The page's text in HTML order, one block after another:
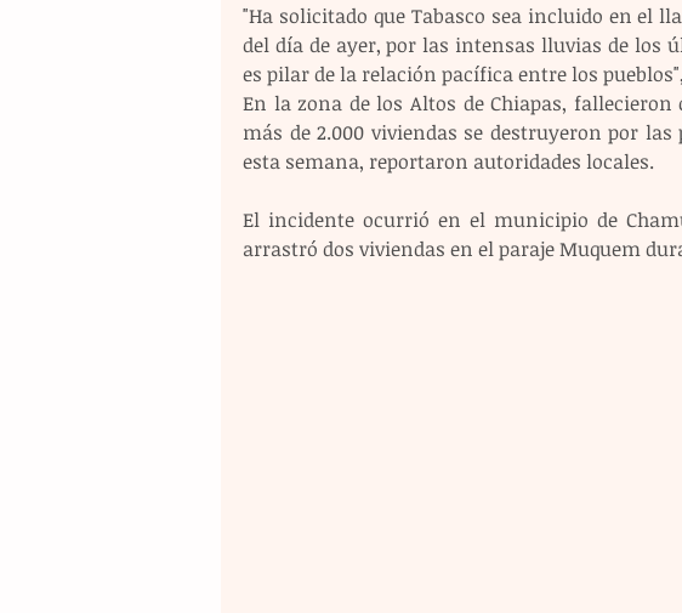
"Ha solicitado que Tabasco sea incluido en el
del día de ayer, por las intensas lluvias de los
es pilar de la relación pacífica entre los
En la zona de los Altos de Chiapas,
más de 2.000 viviendas se destruyeron por
esta semana, reportaron autoridades locales.
El incidente ocurrió en el municipio de
arrastró dos viviendas en el paraje Muquem